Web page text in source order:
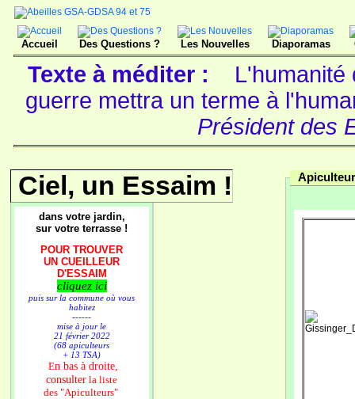
Accueil Des Questions ? Les Nouvelles Diaporamas
Texte à méditer :
L'humanité
guerre mettra un terme à
Président des
Ciel, un Essaim !
dans votre jardin,
sur votre terrasse !
POUR TROUVER
UN CUEILLEUR
D'ESSAIM
cliquez ici
puis sur la commune où vous
habitez
------
mise à jour le
21 février 2022
(68 apiculteurs
+ 13 TSA)
En bas à droite,
consulter la liste
des "Apiculteurs"